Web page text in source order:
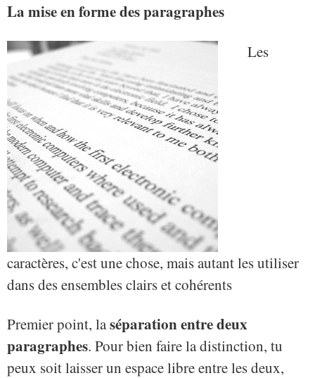
La mise en forme des paragraphes
Les
caractères, c'est une chose, mais autant les utiliser
dans des ensembles clairs et cohérents
Premier point, laséparation entre deux
paragraphes. Pour bien faire la distinction, tu
peux soit laisser un espace libre entre les deux,